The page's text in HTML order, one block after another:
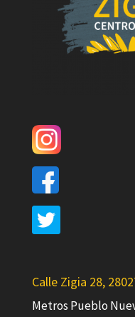
Calle Zigia 28,
Metros Pueblo